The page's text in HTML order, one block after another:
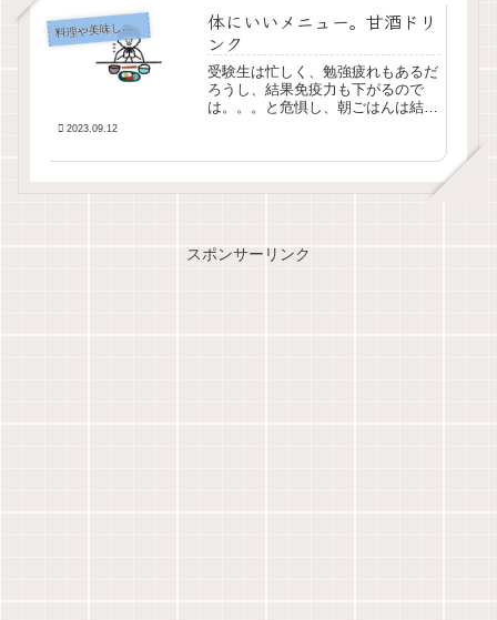
料理や美味しかったもの
体にいいメニュー。甘酒ドリ
ンク
受験生は忙しく、勉強疲れもあるだ
ろうし、結果免疫力も下がるので
は。。。と危惧し、朝ごはんは結構
います。朝ごはんは、必ずタンパク
食物繊維を摂取でき...
2023.09.12
スポンサーリンク